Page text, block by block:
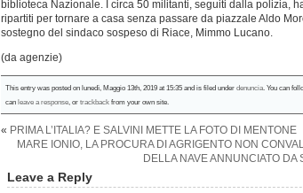
biblioteca Nazionale. I circa 50 militanti, seguiti dalla polizia,
ripartiti per tornare a casa senza passare da piazzale Aldo
sostegno del sindaco sospeso di Riace, Mimmo Lucano.
(da agenzie)
This entry was posted on lunedì, Maggio 13th, 2019 at 15:35 and is filed under denuncia . You can
can leave a response , or trackback from your own site.
« PRIMA L’ITALIA? E SALVINI METTE LA FOTO DI MENTONE
MARE IONIO, LA PROCURA DI AGRIGENTO NON
DELLA NAVE ANNUNCIATO DA
Leave a Reply